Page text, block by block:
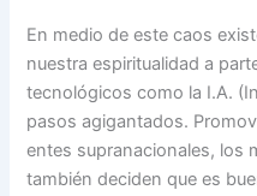
En medio de este caos
nuestra espiritualidad a
tecnológicos como la I.A.
pasos agigantados.
entes supranacionales, los
también deciden que es